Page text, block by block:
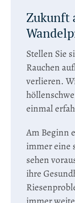
Zukunft
Stellen Sie
Rauchen
verlieren.
einmal
Am Beginn
immer eine
sehen
ihre